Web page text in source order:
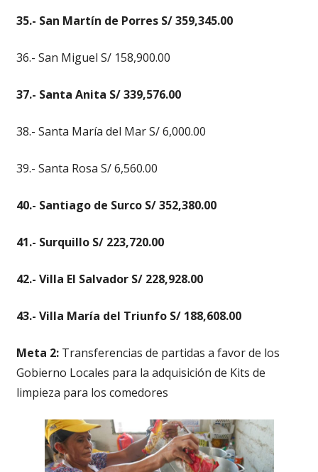
35.- San Martín de Porres S/ 359,345.00
36.- San Miguel S/ 158,900.00
37.- Santa Anita S/ 339,576.00
38.- Santa María del Mar S/ 6,000.00
39.- Santa Rosa S/ 6,560.00
40.- Santiago de Surco S/ 352,380.00
41.- Surquillo S/ 223,720.00
42.- Villa El Salvador S/ 228,928.00
43.- Villa María del Triunfo S/ 188,608.00
Meta 2:Transferencias de partidas a favor de los
Gobierno Locales para la adquisición de Kits de
limpieza para los comedores